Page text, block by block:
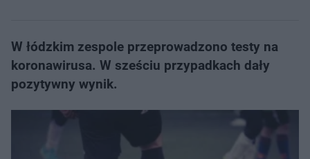
W łódzkim zespole przeprowadzono testy na
koronawirusa. W sześciu przypadkach dały
pozytywny wynik.